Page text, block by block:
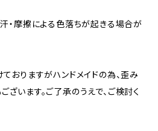
汗・摩擦による色落ちが起きる場合が
おりますがハンドメイドの為、歪み
います。ご了承のうえで、ご検討く